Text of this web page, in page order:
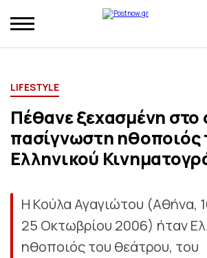
LIFESTYLE
Πέθανε ξεχασμένη στο
πασίγνωστη ηθοποιός
Ελληνικού
Η Κούλα Αγαγιώτου (Αθήνα,
25 Οκτωβρίου 2006) ήταν
ηθοποιός του θεάτρου, του